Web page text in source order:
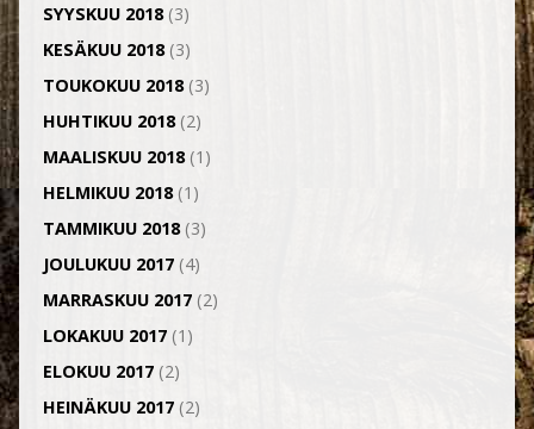
SYYSKUU 2018(3)
KESÄKUU 2018(3)
TOUKOKUU 2018(3)
HUHTIKUU 2018(2)
MAALISKUU 2018(1)
HELMIKUU 2018(1)
TAMMIKUU 2018(3)
JOULUKUU 2017(4)
MARRASKUU 2017(2)
LOKAKUU 2017(1)
ELOKUU 2017(2)
HEINÄKUU 2017(2)